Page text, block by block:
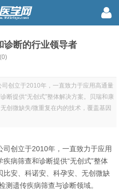
断的行业领导者
(0)
创立于2010年，一直致力于应用高通量
断提供“无创式”整体解决方案。贝瑞和康
创微缺失/微重复在内的技术，覆盖基因
创立于2010年，一直致力于应用
病筛查和诊断提供“无创式”整体
安、科诺安、科孕安、无创微缺
测遗传疾病筛查与诊断领域。